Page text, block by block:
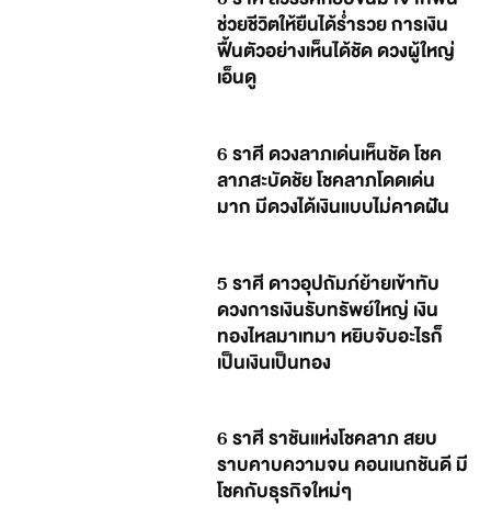
ช่วยชีวิตให้ยืนได้ร่ำรวย การเงิน
ฟื้นตัวอย่างเห็นได้ชัด ดวงผู้ใหญ่
เอ็นดู
6 ราศี ดวงลาภเด่นเห็นชัด โชค
ลาภสะบัดชัย โชคลาภโดดเด่น
มาก มีดวงได้เงินแบบไม่คาดฝัน
5 ราศี ดาวอุปถัมภ์ย้ายเข้าทับ
ดวงการเงินรับทรัพย์ใหญ่ เงิน
ทองไหลมาเทมา หยิบจับอะไรก็
เป็นเงินเป็นทอง
6 ราศี ราชันแห่งโชคลาภ สยบ
ราบคาบความจน คอนเนกชันดี มี
โชคกับธุรกิจใหม่ๆ